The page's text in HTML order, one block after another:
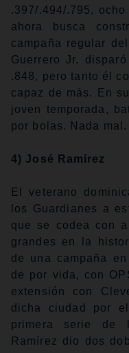
.397/.494/.795,
ahora busca
campaña regular
Guerrero Jr.
.848, pero tanto él
capaz de más. En
joven temporada,
por bolas. Nada mal.
4) José Ramírez
El veterano
los Guardianes a
que se codea con
grandes en la
de una campaña
de por vida, con
extensión con
dicha ciudad por
primera serie de
Ramírez dio dos